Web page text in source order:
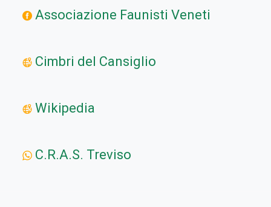
Associazione Faunisti Veneti
Cimbri del Cansiglio
Wikipedia
C.R.A.S. Treviso